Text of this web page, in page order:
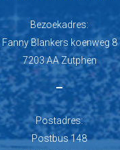
Bezoekadres:
Fanny Blankers koenweg 8
7203 AA Zutphen
–
Postadres:
Postbus 148